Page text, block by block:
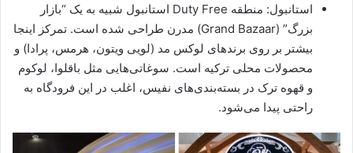
استانبول: منطقه Duty Free استانبول شبیه به یک “بازار
بزرگ” (Grand Bazaar) مدرن طراحی شده است. تمرکز اینجا
بیشتر بر روی برندهای لوکس مد (لویی ویتون، هرمس، پرادا) و
محصولات محلی ترکیه است. سوغاتی‌هایی مثل باقلوا، لوکوم
و قهوه ترک در بسته‌بندی‌های نفیس، اغلب در این فرودگاه به
راحتی پیدا می‌شود.